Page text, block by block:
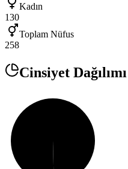
Kadın
130
Toplam Nüfus
258
Cinsiyet Dağılımı